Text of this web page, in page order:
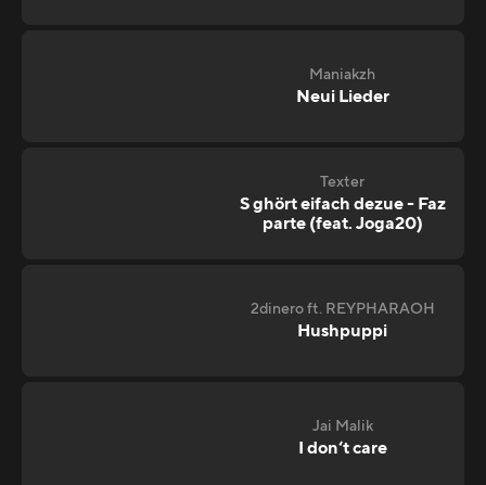
Maniakzh
Neui Lieder
Texter
S ghört eifach dezue - Faz
parte (feat. Joga20)
2dinero ft. REYPHARAOH
Hushpuppi
Jai Malik
I don‘t care